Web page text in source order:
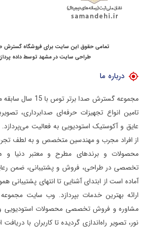
تمامی حقوق این سایت برای فروشگاه
طراحی سایت در مشهد توسطداده
درباره ما
مجموعه گسترش صدا
تامین انواع تجهیزات حرفه‌ای صدابرداری،
عایق و آکوستیک استودیویی به فعالیت می‌پردازد.
محصولات و برندهای مطرح و معتبر دنیا و
تخصصی در طراحی، فروش و پشتیبانی، ضمن
آماده است از ابتدای آشنایی تا انتهای پشتیبانی
ارائه بهترین خدمات بپردازد. وب سایت
مشاوره و فروش تخصصی محصولات استودیویی و
نور، تصویر راه‌اندازی گردیده تا کاربران با